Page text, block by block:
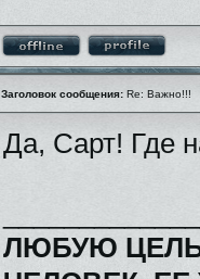
Заголовок сообщения: Re: Важно!!!
Да, Сарт! Где
ЛЮБУЮ